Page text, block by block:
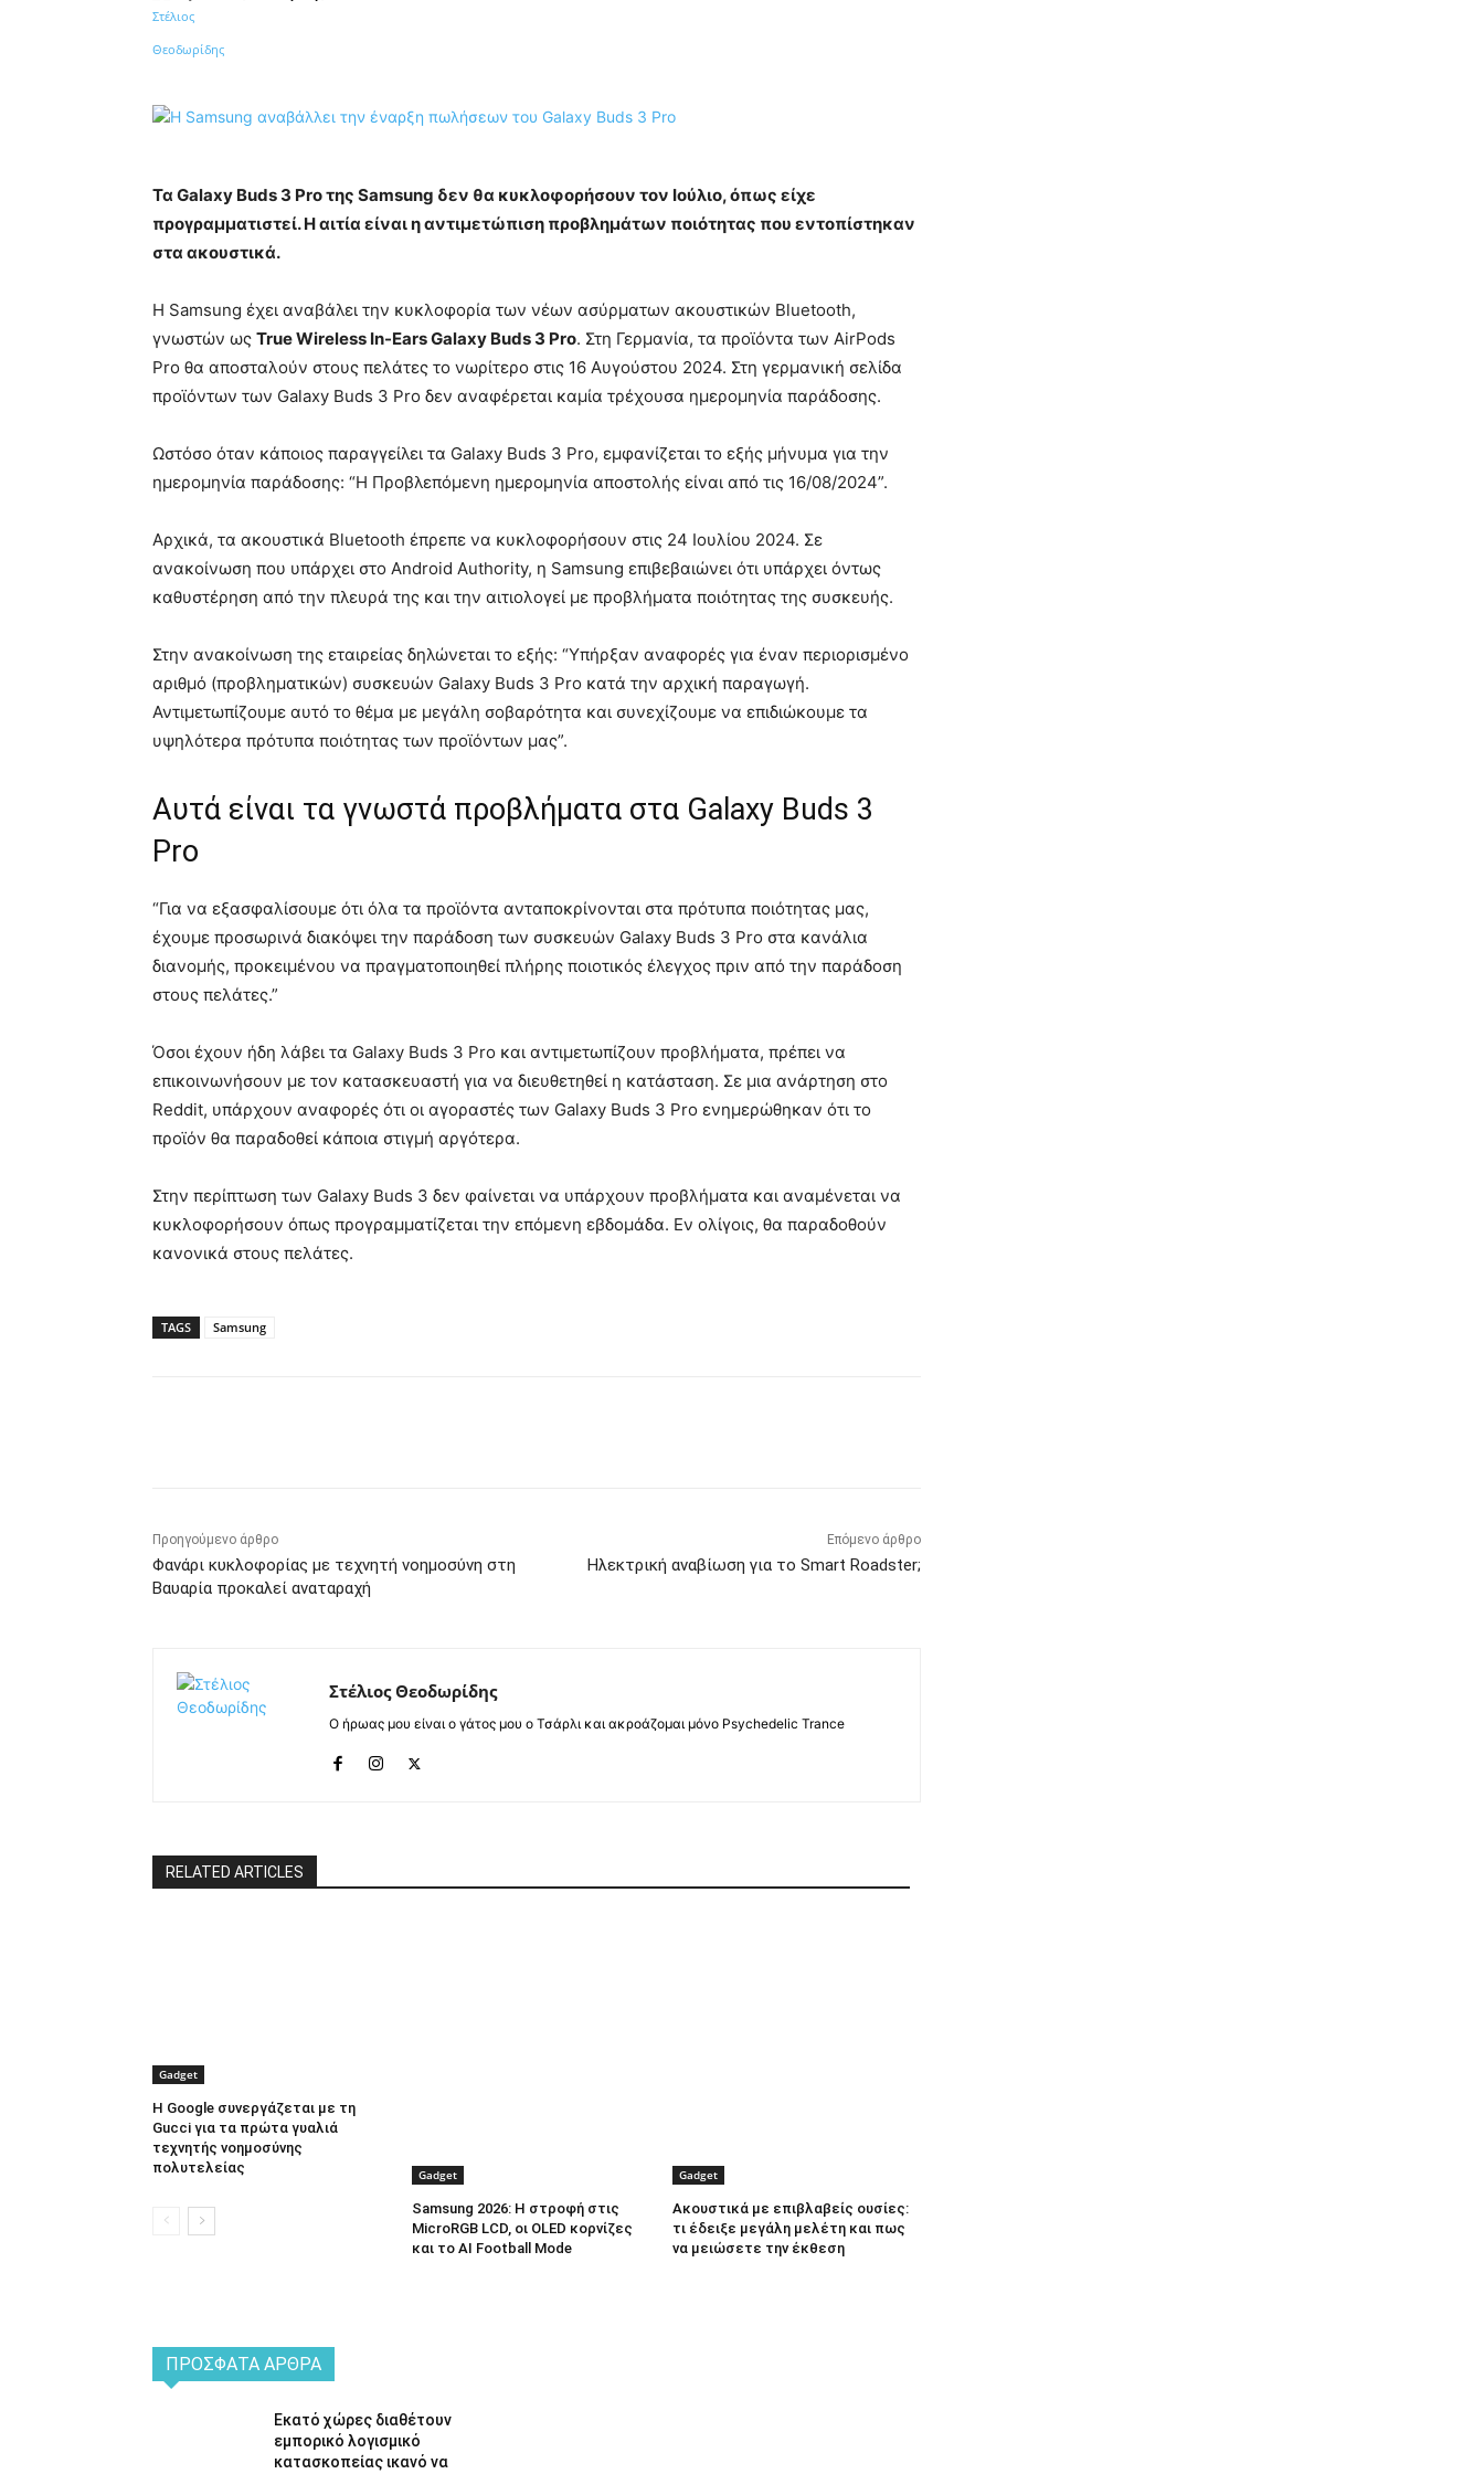
Κοινοποίηση
Τα Galaxy Buds 3 Pro της Samsung δεν θα κυκλοφορήσουν τον Ιούλιο, όπως είχε
προγραμματιστεί. Η αιτία είναι η αντιμετώπιση προβλημάτων ποιότητας που εντοπίστηκαν
στα ακουστικά.
Η Samsung έχει αναβάλει την κυκλοφορία των νέων ασύρματων ακουστικών Bluetooth,
γνωστών ως True Wireless In-Ears Galaxy Buds 3 Pro. Στη Γερμανία, τα προϊόντα των AirPods
Pro θα αποσταλούν στους πελάτες το νωρίτερο στις 16 Αυγούστου 2024. Στη γερμανική σελίδα
προϊόντων των Galaxy Buds 3 Pro δεν αναφέρεται καμία τρέχουσα ημερομηνία παράδοσης.
Ωστόσο όταν κάποιος παραγγείλει τα Galaxy Buds 3 Pro, εμφανίζεται το εξής μήνυμα για την
ημερομηνία παράδοσης: “Η Προβλεπόμενη ημερομηνία αποστολής είναι από τις 16/08/2024”.
Αρχικά, τα ακουστικά Bluetooth έπρεπε να κυκλοφορήσουν στις 24 Ιουλίου 2024. Σε
ανακοίνωση που υπάρχει στο Android Authority, η Samsung επιβεβαιώνει ότι υπάρχει όντως
καθυστέρηση από την πλευρά της και την αιτιολογεί με προβλήματα ποιότητας της συσκευής.
Στην ανακοίνωση της εταιρείας δηλώνεται το εξής: “Υπήρξαν αναφορές για έναν περιορισμένο
αριθμό (προβληματικών) συσκευών Galaxy Buds 3 Pro κατά την αρχική παραγωγή.
Αντιμετωπίζουμε αυτό το θέμα με μεγάλη σοβαρότητα και συνεχίζουμε να επιδιώκουμε τα
υψηλότερα πρότυπα ποιότητας των προϊόντων μας”.
Αυτά είναι τα γνωστά προβλήματα στα Galaxy Buds 3
Pro
“Για να εξασφαλίσουμε ότι όλα τα προϊόντα ανταποκρίνονται στα πρότυπα ποιότητας μας,
έχουμε προσωρινά διακόψει την παράδοση των συσκευών Galaxy Buds 3 Pro στα κανάλια
διανομής, προκειμένου να πραγματοποιηθεί πλήρης ποιοτικός έλεγχος πριν από την παράδοση
στους πελάτες.”
Όσοι έχουν ήδη λάβει τα Galaxy Buds 3 Pro και αντιμετωπίζουν προβλήματα, πρέπει να
επικοινωνήσουν με τον κατασκευαστή για να διευθετηθεί η κατάσταση. Σε μια ανάρτηση στο
Reddit, υπάρχουν αναφορές ότι οι αγοραστές των Galaxy Buds 3 Pro ενημερώθηκαν ότι το
προϊόν θα παραδοθεί κάποια στιγμή αργότερα.
Στην περίπτωση των Galaxy Buds 3 δεν φαίνεται να υπάρχουν προβλήματα και αναμένεται να
κυκλοφορήσουν όπως προγραμματίζεται την επόμενη εβδομάδα. Εν ολίγοις, θα παραδοθούν
κανονικά στους πελάτες.
TAGS Samsung
Προηγούμενο άρθρο
Φανάρι κυκλοφορίας με τεχνητή νοημοσύνη στη
Βαυαρία προκαλεί αναταραχή
Επόμενο άρθρο
Ηλεκτρική αναβίωση για το Smart Roadster;
Στέλιος Θεοδωρίδης
Ο ήρωας μου είναι ο γάτος μου ο Τσάρλι και ακροάζομαι μόνο Psychedelic Trance
RELATED ARTICLES
Gadget
Η Google συνεργάζεται με τη
Gucci για τα πρώτα γυαλιά
τεχνητής νοημοσύνης
πολυτελείας
Gadget
Samsung 2026: Η στροφή στις
MicroRGB LCD, οι OLED κορνίζες
και το AI Football Mode
Gadget
Ακουστικά με επιβλαβείς ουσίες:
τι έδειξε μεγάλη μελέτη και πως
να μειώσετε την έκθεση
ΠΡΌΣΦΑΤΑ ΆΡΘΡΑ
Εκατό χώρες διαθέτουν
εμπορικό λογισμικό
κατασκοπείας ικανό να